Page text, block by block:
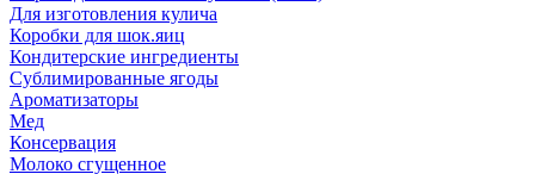
Для изготовления кулича
Коробки для шок.яиц
Кондитерские ингредиенты
Сублимированные ягоды
Ароматизаторы
Мед
Консервация
Молоко сгущенное